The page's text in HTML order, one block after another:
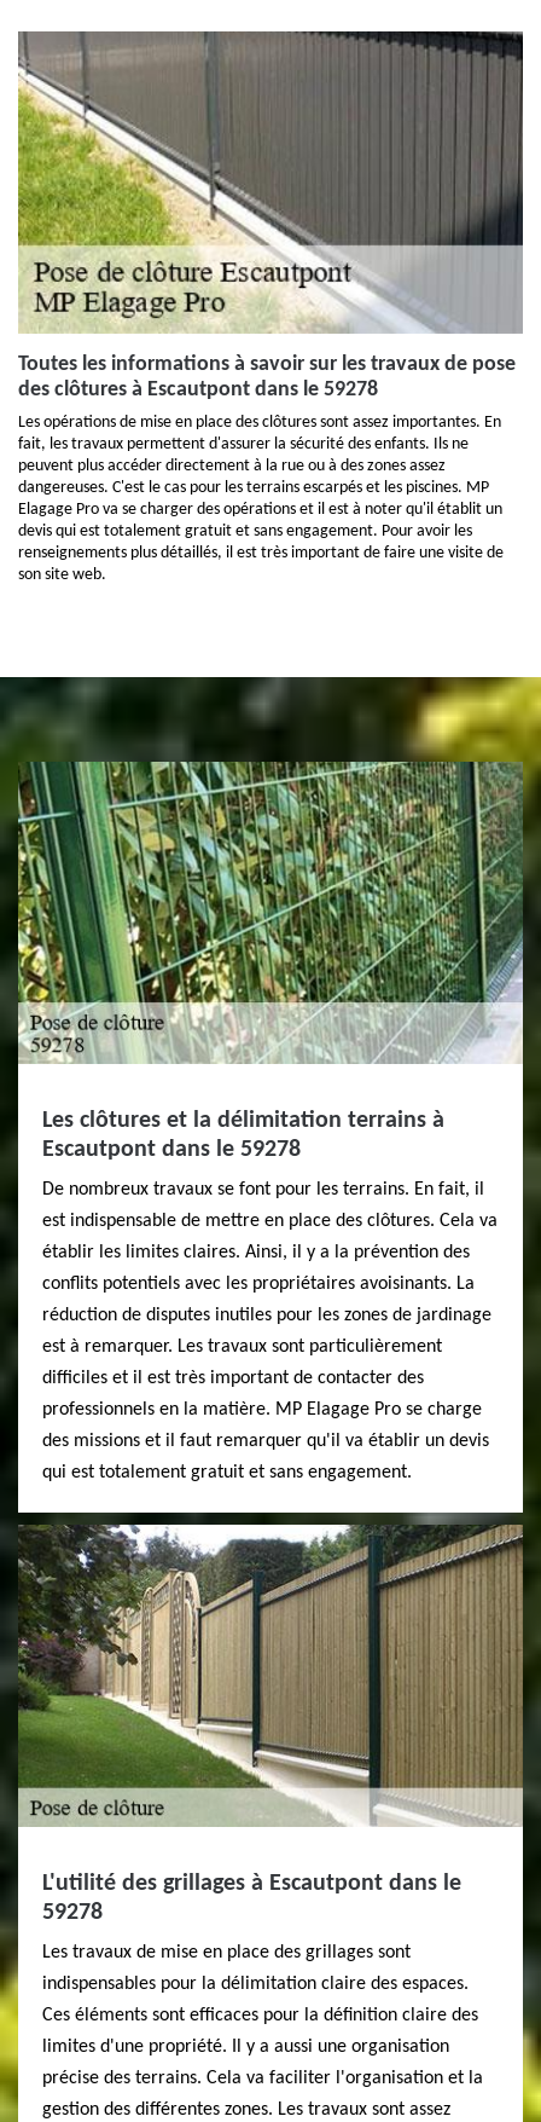
Toutes les informations à savoir sur les travaux de pose
des clôtures à Escautpont dans le 59278
Les opérations de mise en place des clôtures sont assez importantes. En
fait, les travaux permettent d'assurer la sécurité des enfants. Ils ne
peuvent plus accéder directement à la rue ou à des zones assez
dangereuses. C'est le cas pour les terrains escarpés et les piscines. MP
Elagage Pro va se charger des opérations et il est à noter qu'il établit un
devis qui est totalement gratuit et sans engagement. Pour avoir les
renseignements plus détaillés, il est très important de faire une visite de
son site web.
Les clôtures et la délimitation terrains à
Escautpont dans le 59278
De nombreux travaux se font pour les terrains. En fait, il
est indispensable de mettre en place des clôtures. Cela va
établir les limites claires. Ainsi, il y a la prévention des
conflits potentiels avec les propriétaires avoisinants. La
réduction de disputes inutiles pour les zones de jardinage
est à remarquer. Les travaux sont particulièrement
difficiles et il est très important de contacter des
professionnels en la matière. MP Elagage Pro se charge
des missions et il faut remarquer qu'il va établir un devis
qui est totalement gratuit et sans engagement.
L'utilité des grillages à Escautpont dans le
59278
Les travaux de mise en place des grillages sont
indispensables pour la délimitation claire des espaces.
Ces éléments sont efficaces pour la définition claire des
limites d'une propriété. Il y a aussi une organisation
précise des terrains. Cela va faciliter l'organisation et la
gestion des différentes zones. Les travaux sont assez